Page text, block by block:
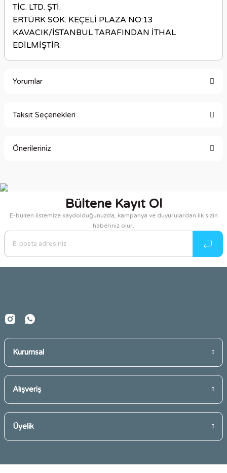
TİC. LTD. ŞTİ.
ERTÜRK SOK. KEÇELİ PLAZA NO:13
KAVACIK/İSTANBUL TARAFINDAN İTHAL
EDİLMİŞTİR.
Yorumlar
Taksit Seçenekleri
Önerileriniz
Görüş ve önerileriniz için teşekkür ederiz.
Ürün resmi kalitesiz, bozuk veya görüntülenemiyor.
Ürün açıklamasında eksik bilgiler bulunuyor.
Ürün bilgilerinde hatalar bulunuyor.
Bültene Kayıt Ol
E-bülten listemize kaydolduğunuzda, kampanya ve duyurulardan ilk sizin
haberiniz olur.
Kurumsal
Alışveriş
Üyelik